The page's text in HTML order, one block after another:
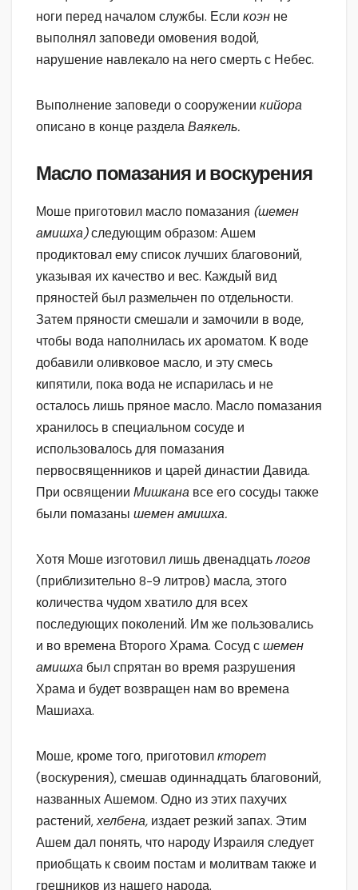
ноги перед началом службы. Если коэн не
выполнял заповеди омовения водой,
нарушение навлекало на него смерть с Небес.
Выполнение заповеди о сооружении кийора
описано в конце разделаВаякель.
Масло помазания и воскурения
Моше приготовил масло помазания (шемен
амишха)следующим образом: Ашем
продиктовал ему список лучших благовоний,
указывая их качество и вес. Каждый вид
пряностей был размельчен по отдельности.
Затем пряности смешали и замочили в воде,
чтобы вода наполнилась их ароматом. К воде
добавили оливковое масло, и эту смесь
кипятили, пока вода не испарилась и не
осталось лишь пряное масло. Масло помазания
хранилось в специальном сосуде и
использовалось для помазания
первосвященников и царей династии Давида.
При освящении Мишкана все его сосуды также
были помазаны шемен амишха.
Хотя Моше изготовил лишь двенадцатьлогов
(приблизительно 8-9 литров) масла, этого
количества чудом хватило для всех
последующих поколений. Им же пользовались
и во времена Второго Храма. Сосуд сшемен
амишха был спрятан во время разрушения
Храма и будет возвращен нам во времена
Машиаха.
Моше, кроме того, приготовилкторет
(воскурения), смешав одиннадцать благовоний,
названных Ашемом. Одно из этих пахучих
растений,хелбена, издает резкий запах. Этим
Ашем дал понять, что народу Израиля следует
приобщать к своим постам и молитвам также и
грешников из нашего народа.